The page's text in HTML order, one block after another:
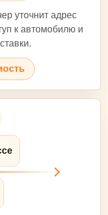
уточнит адрес
к автомобилю и